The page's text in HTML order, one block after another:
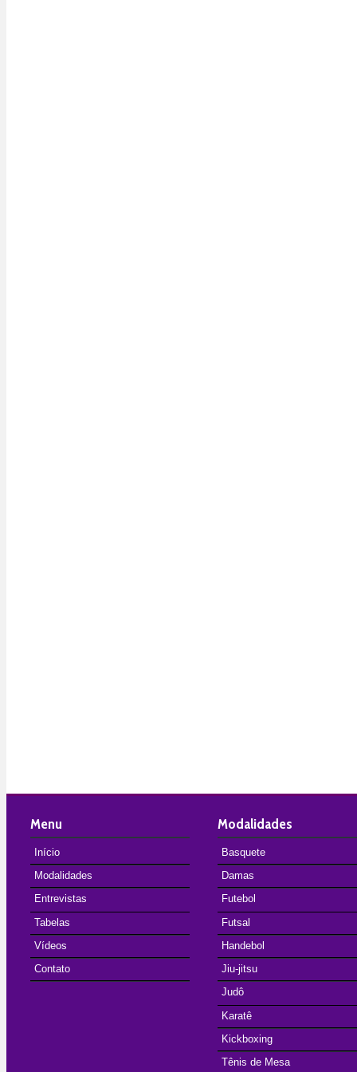
Menu
Início
Modalidades
Entrevistas
Tabelas
Vídeos
Contato
Modalidades
Basquete
Damas
Futebol
Futsal
Handebol
Jiu-jitsu
Judô
Karatê
Kickboxing
Tênis de Mesa